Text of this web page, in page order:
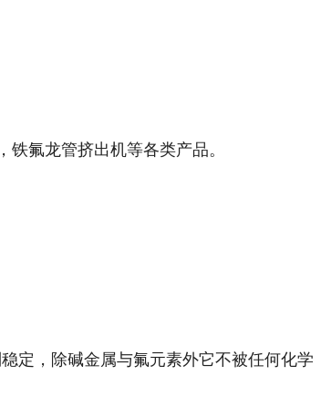
铁氟龙管挤出机等各类产品。
定，除碱金属与氟元素外它不被任何化学